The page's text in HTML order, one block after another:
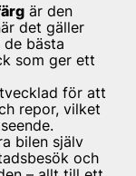
är den
det gäller
de bästa
som ger ett
för att
repor, vilket
bilen själv
och